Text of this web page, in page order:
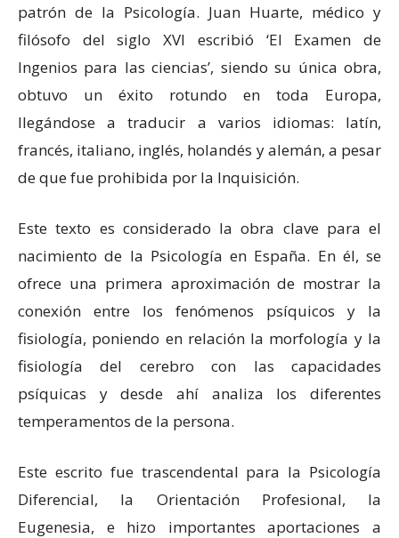
patrón de la Psicología. Juan Huarte, médico y
filósofo del siglo XVI escribió ‘El Examen de
Ingenios para las ciencias’, siendo su única obra,
obtuvo un éxito rotundo en toda Europa,
llegándose a traducir a varios idiomas: latín,
francés, italiano, inglés, holandés y alemán, a pesar
de que fue prohibida por la Inquisición.
Este texto es considerado la obra clave para el
nacimiento de la Psicología en España. En él, se
ofrece una primera aproximación de mostrar la
conexión entre los fenómenos psíquicos y la
fisiología, poniendo en relación la morfología y la
fisiología del cerebro con las capacidades
psíquicas y desde ahí analiza los diferentes
temperamentos de la persona.
Este escrito fue trascendental para la Psicología
Diferencial, la Orientación Profesional, la
Eugenesia, e hizo importantes aportaciones a